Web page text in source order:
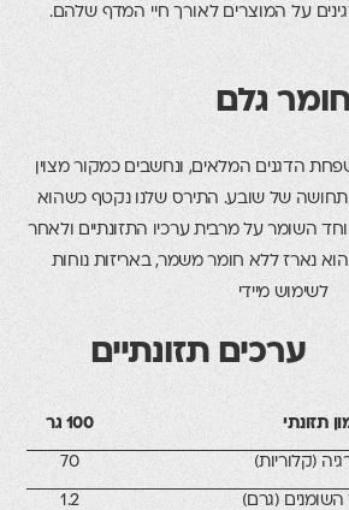
המוצרים לאורך חיי המדף שלהם.
גלם
המלאים, ונחשבים כמקור מצוין
של שובע. התירס שלנו נקטף כשהוא
על מרבית ערכיו התזונתיים ולאחר
ללא חומר משמר, באריזות נוחות
מיידי
ערכים תזונתיים
(גרם)